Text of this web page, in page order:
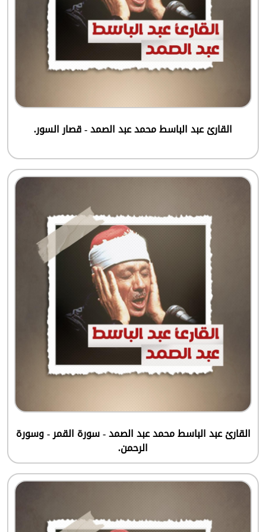
القارئ عبد الباسط محمد عبد الصمد - قصار السور.
القارئ عبد الباسط محمد عبد الصمد - سورة القمر - وسورة
الرحمن.